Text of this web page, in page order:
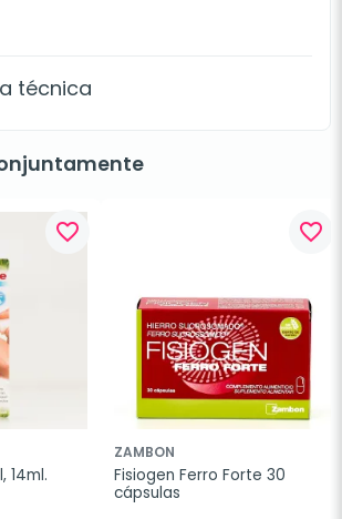
técnica
favorite_border
14ml.
favorite_border
ZAMBON
Fisiogen Ferro Forte 30
cápsulas